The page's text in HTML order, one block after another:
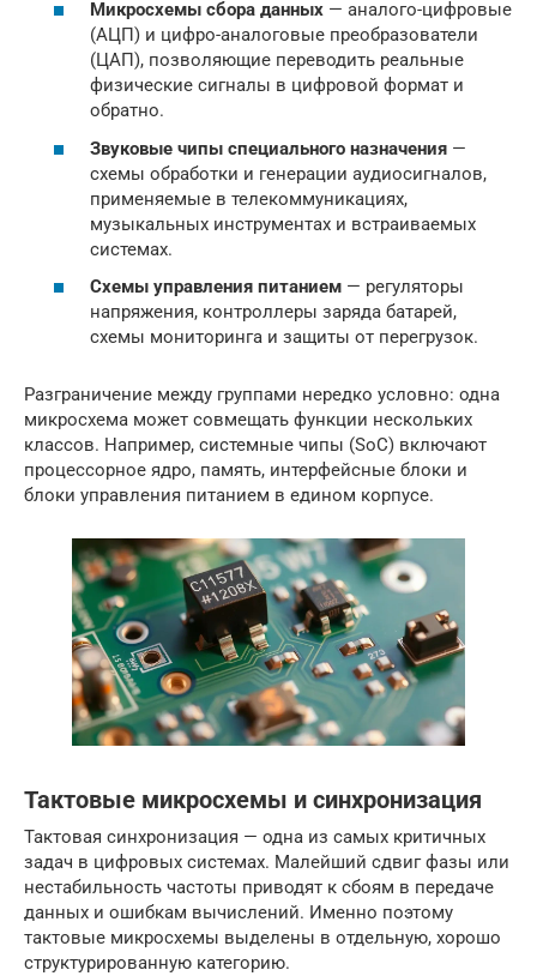
Микросхемы сбора данных — аналого-цифровые
(АЦП) и цифро-аналоговые преобразователи
(ЦАП), позволяющие переводить реальные
физические сигналы в цифровой формат и
обратно.
Звуковые чипы специального назначения —
схемы обработки и генерации аудиосигналов,
применяемые в телекоммуникациях,
музыкальных инструментах и встраиваемых
системах.
Схемы управления питанием — регуляторы
напряжения, контроллеры заряда батарей,
схемы мониторинга и защиты от перегрузок.
Разграничение между группами нередко условно: одна
микросхема может совмещать функции нескольких
классов. Например, системные чипы (SoC) включают
процессорное ядро, память, интерфейсные блоки и
блоки управления питанием в едином корпусе.
Тактовые микросхемы и синхронизация
Тактовая синхронизация — одна из самых критичных
задач в цифровых системах. Малейший сдвиг фазы или
нестабильность частоты приводят к сбоям в передаче
данных и ошибкам вычислений. Именно поэтому
тактовые микросхемы выделены в отдельную, хорошо
структурированную категорию.